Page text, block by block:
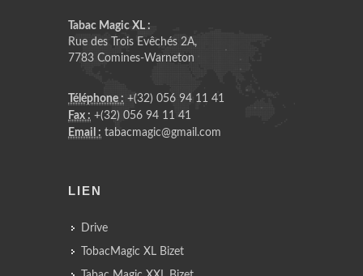
Tabac Magic XL :
Rue des Trois Evêchés 2A,
7783 Comines-Warneton
Téléphone : +(32) 056 94 11 41
Fax : +(32) 056 94 11 41
Email : tabacmagic@gmail.com
LIEN
Drive
TobacMagic XL Bizet